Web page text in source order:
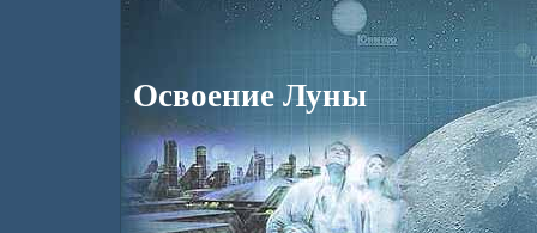
Освоение Луны